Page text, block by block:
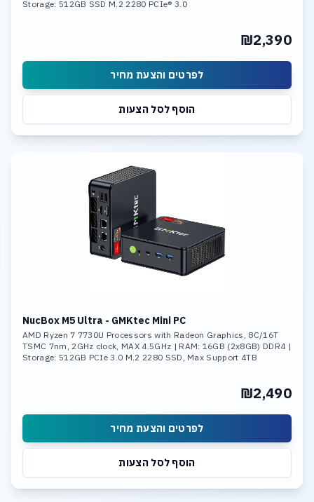
Storage: 512GB SSD M.2 2280 PCIe® 3.0
₪2,390
לפרטים והצעת מחיר
הוסף לסל הצעות
NucBox M5 Ultra - GMKtec Mini PC
AMD Ryzen 7 7730U Processors with Radeon Graphics, 8C/16T
TSMC 7nm, 2GHz clock, MAX 4.5GHz | RAM: 16GB (2x8GB) DDR4 |
Storage: 512GB PCIe 3.0 M.2 2280 SSD, Max Support 4TB
₪2,490
לפרטים והצעת מחיר
הוסף לסל הצעות